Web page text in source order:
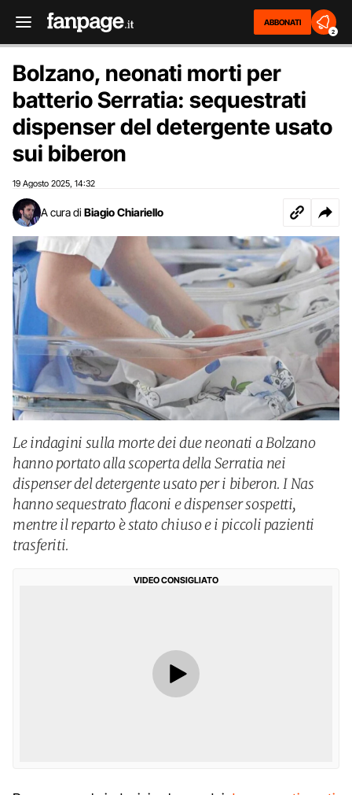
ABBONATI
2
Bolzano, neonati morti per
batterio Serratia: sequestrati
dispenser del detergente usato
sui biberon
19 Agosto 2025 14:32
A cura di Biagio Chiariello
Le indagini sulla morte dei due neonati a Bolzano
hanno portato alla scoperta della Serratia nei
dispenser del detergente usato per i biberon. I Nas
hanno sequestrato flaconi e dispenser sospetti,
mentre il reparto è stato chiuso e i piccoli pazienti
trasferiti.
VIDEO CONSIGLIATO